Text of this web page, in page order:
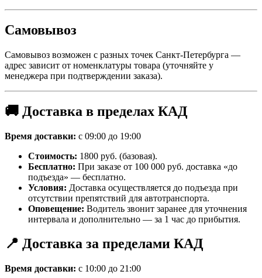
Самовывоз
Самовывоз возможен с разных точек Санкт-Петербурга —
адрес зависит от номенклатуры товара (уточняйте у
менеджера при подтверждении заказа).
🚚 Доставка в пределах КАД
Время доставки: с 09:00 до 19:00
Стоимость: 1800 руб. (базовая).
Бесплатно: При заказе от 100 000 руб. доставка «до
подъезда» — бесплатно.
Условия: Доставка осуществляется до подъезда при
отсутствии препятствий для автотранспорта.
Оповещение: Водитель звонит заранее для уточнения
интервала и дополнительно — за 1 час до прибытия.
📍 Доставка за пределами КАД
Время доставки: с 10:00 до 21:00